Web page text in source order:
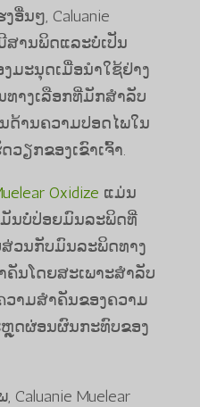
ນໆ, Caluanie
ສານພິດແລະບໍ່ເປັນ
ມະນຸດເມື່ອນໍາໃຊ້ຢ່າງ
ທາງເລືອກທີ່ມັກສໍາລັບ
ານຄວາມປອດໄພໃນ
ຽກຂອງເຂົາເຈົ້າ.
Oxidize ແມ່ນ
ນບໍ່ປ່ອຍມົນລະພິດທີ່
ວນກັບມົນລະພິດທາງ
ຄັນໂດຍສະເພາະສໍາລັບ
າມສໍາຄັນຂອງຄວາມ
ດຜ່ອນຜົນກະທົບຂອງ
Caluanie Muelear